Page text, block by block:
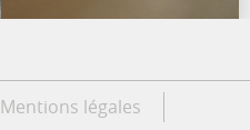
Mentions légales